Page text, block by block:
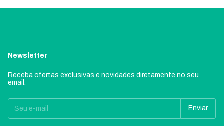
Newsletter
Receba ofertas exclusivas e novidades diretamente no seu
email.